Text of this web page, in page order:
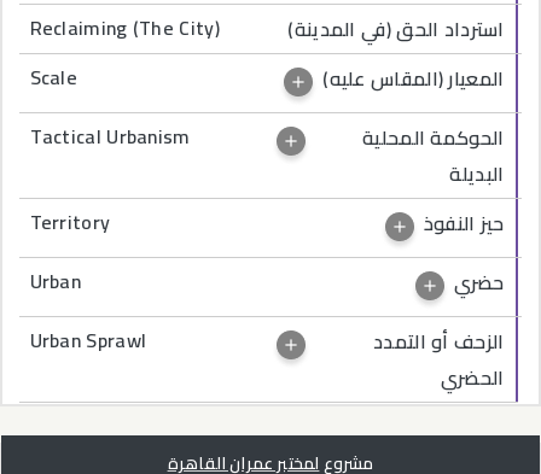
Reclaiming (The City)
استرداد الحق (في المدينة)
Scale
المعيار (المقاس عليه)
Tactical Urbanism
الحوكمة المحلية
البديلة
Territory
حيز النفوذ
Urban
حضري
Urban Sprawl
الزحف أو التمدد
الحضري
مشروعلمختبر عمران القاهرة